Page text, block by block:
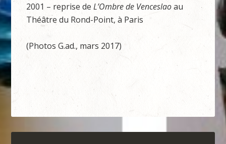
2001 – reprise deL’Ombre de Venceslaoau
Théâtre du Rond-Point, à Paris
(Photos G.ad., mars 2017)